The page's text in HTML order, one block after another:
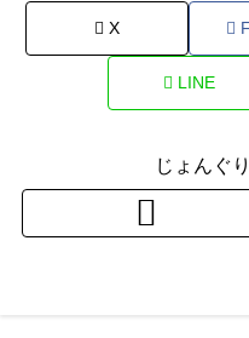
X
LINE
じょんぐ